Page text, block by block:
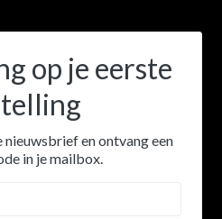
op je eerste
nieuwsbrief en ontvang een
in je mailbox.